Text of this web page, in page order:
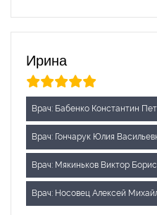
Ирина
Врач: Бабенко Константин
Врач: Гончарук Юлия
Врач: Мякиньков Виктор
Врач: Носовец Алексей